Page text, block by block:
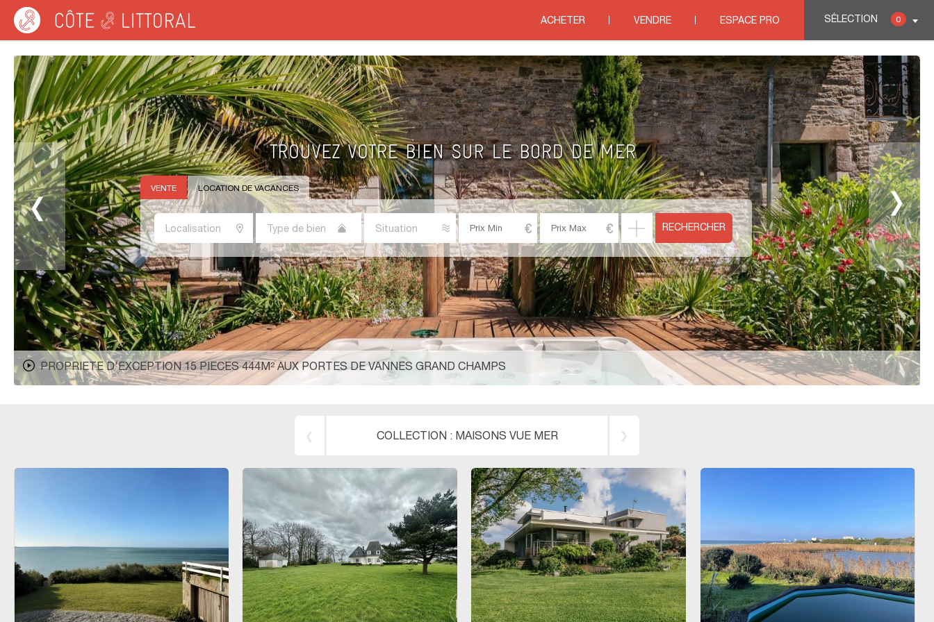
SÉLECTION 0
ACHETER VENDRE ESPACE PRO
Côte & Littoral
PROPRIETE D'EXCEPTION 15 PIECES 444M² AUX PORTES DE VANNES GRAND CHAMPS
VENTE LOCATION DE VACANCES
Localisation Type de bien Situation
COLLECTION : MAISONS VUE MER
COLLECTION :APPARTEMENTS VUE MER